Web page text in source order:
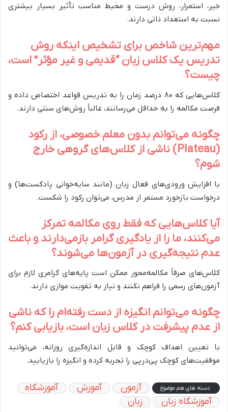
خیر، استمرار، روش درست و محیط مناسب تأثیر بسیار بیشتری
نسبت به استعداد ذاتی دارند.
مهم‌ترین شاخص برای تشخیص اینکه روش
تدریس یک کلاس زبان “قدیمی و غیر مؤثر” است،
چیست؟
کلاس‌هایی که ۸۰ درصد زمان را به تدریس قواعد اختصاص داده و
فرصت مکالمه را به حداقل می‌رسانند، غالباً روش‌های سنتی دارند.
چگونه می‌توانم بدون معلم خصوصی، از رکود
(Plateau) ناشی از کلاس‌های گروهی خارج
شوم؟
با افزایش ورودی‌های فعال زبان (مانند سایه‌خوانی پادکست‌ها) و
درخواست بازخورد مستمر از مدرس، می‌توان رکود را شکست.
آیا کلاس‌هایی که فقط روی مکالمه تمرکز
می‌کنند، ما را از یادگیری گرامر بازمی‌دارند و باعث
عدم نتیجه‌گیری در آزمون‌ها می‌شوند؟
کلاس‌های صرفاً مکالمه‌محور ممکن است پایه‌های گرامری لازم برای
آزمون‌های رسمی را فراهم نکنند و نیاز به تقویت موازی دارند.
چگونه می‌توانم انگیزه از دست رفته‌ام را که ناشی
از عدم پیشرفت در کلاس زبان است، بازیابی کنم؟
با تعیین اهداف کوچک و قابل اندازه‌گیری روزانه، می‌توانید
موفقیت‌های کوچک پی‌درپی را تجربه کرده و انگیزه را بازیابید.
دسته های هم موضوع آزمون آموزش
آموزشگاه
آموزشگاه زبان
زبان